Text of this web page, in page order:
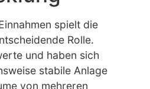
spielt die
Rolle.
und haben sich
stabile Anlage
von mehreren